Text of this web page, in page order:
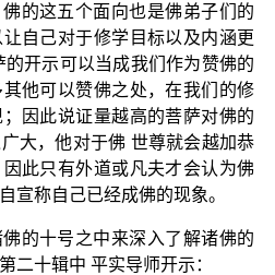
的这五个面向也是佛弟子们的
自己对于修学目标以及内涵更
开示可以当成我们作为赞佛的
他可以赞佛之处，在我们的修
因此说证量越高的菩萨对佛的
大，他对于佛 世尊就会越加恭
此只有外道或凡夫才会认为佛
宣称自己已经成佛的现象。
的十号之中来深入了解诸佛的
二十辑中 平实导师开示：